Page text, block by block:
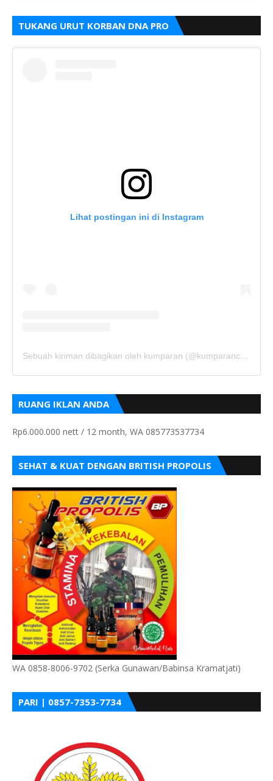
TUKANG URUT KORBAN DNA PRO
Lihat postingan ini di Instagram
Sebuah kiriman dibagikan oleh kumparan (@kumparancom)
RUANG IKLAN ANDA
Rp6.000.000 nett / 12 month, WA 085773537734
SEHAT & KUAT DENGAN BRITISH PROPOLIS
WA 0858-8006-9702 (Serka Gunawan/Babinsa Kramatjati)
PARI | 0857-7353-7734